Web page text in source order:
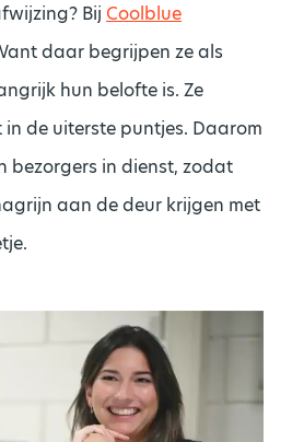
Bij Coolblue
daar begrijpen ze als
hun belofte is. Ze
de uiterste puntjes. Daarom
bezorgers in dienst, zodat
aan de deur krijgen met